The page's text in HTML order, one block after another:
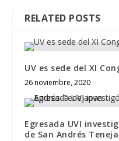
RELATED POSTS
UV es sede del XI
26 noviembre, 2020
Egresada UVI
de San Andrés